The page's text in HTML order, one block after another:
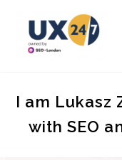
I am Lukasz
with SEO